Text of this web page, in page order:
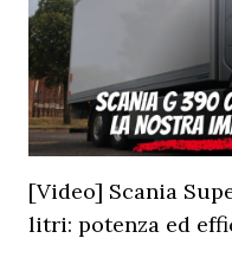
[Video] Scania
litri: potenza ed